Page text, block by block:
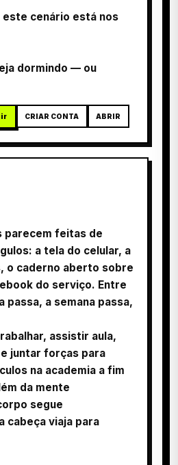
cenário está nos
dormindo — ou
CRIAR CONTA ABRIR
parecem feitas de
a tela do celular, a
o caderno aberto sobre
do serviço. Entre
passa, a semana passa,
assistir aula,
juntar forças para
na academia a fim
da mente
segue
cabeça viaja para